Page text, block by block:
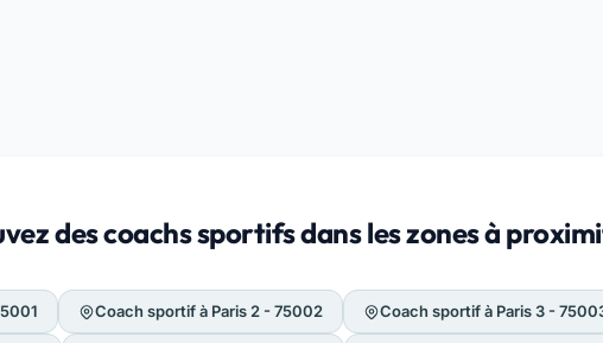
des coachs sportifs dans les zones à
Coach sportif à Paris 2 - 75002 Coach sportif à Paris 3 -